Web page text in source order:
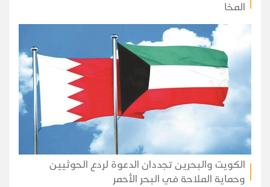
المخا
الكويت والبحرين تجددان الدعوة لردع الحوثيين
وحماية الملاحة في البحر الأحمر